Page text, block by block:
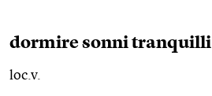
dormire sonni tranquilli
loc.v.